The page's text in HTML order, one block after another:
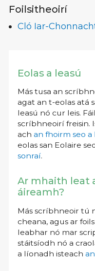
Foilsitheoirí
Cló Iar-
Eolas a leasú
Más tusa an
agat an t-eolas atá
leasú nó cur leis.
scríbhneoirí freisin.
ach an fhoirm seo
eolas san Eolaire
sonraí.
Ar mhaith leat
áireamh?
Más scríbhneoir tú
cheana, agus ar
leabhar nó mar
stáitsíodh nó a
a líonadh isteach